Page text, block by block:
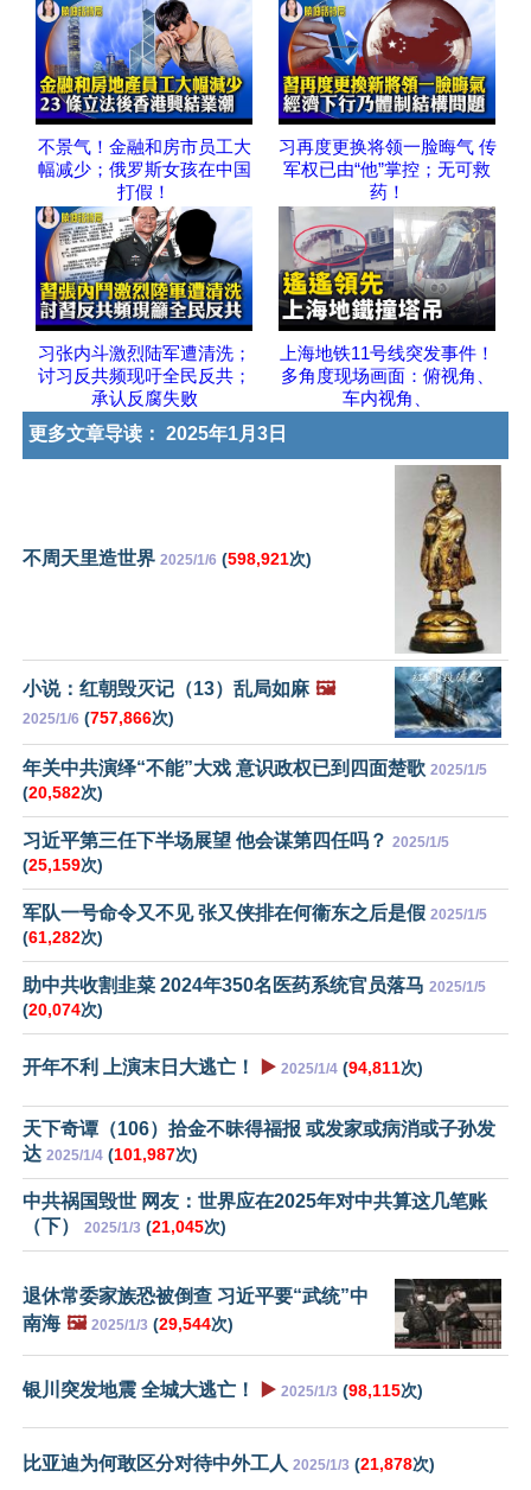
不景气！金融和房市员工大
幅减少；俄罗斯女孩在中国
打假！
习再度更换将领一脸晦气 传
军权已由“他”掌控；无可救
药！
习张内斗激烈陆军遭清洗；
讨习反共频现吁全民反共；
承认反腐失败
上海地铁11号线突发事件！
多角度现场画面：俯视角、
车内视角、
更多文章导读： 2025年1月3日
不周天里造世界 2025/1/6 (598,921次)
小说：红朝毁灭记（13）乱局如麻 🖼️
2025/1/6 (757,866次)
年关中共演绎“不能”大戏 意识政权已到四面楚歌 2025/1/5
(20,582次)
习近平第三任下半场展望 他会谋第四任吗？ 2025/1/5
(25,159次)
军队一号命令又不见 张又侠排在何衞东之后是假 2025/1/5
(61,282次)
助中共收割韭菜 2024年350名医药系统官员落马 2025/1/5
(20,074次)
开年不利 上演末日大逃亡！ ▶️ 2025/1/4 (94,811次)
天下奇谭（106）拾金不昧得福报 或发家或病消或子孙发
达 2025/1/4 (101,987次)
中共祸国毁世 网友：世界应在2025年对中共算这几笔账
（下）
2025/1/3 (21,045次)
退休常委家族恐被倒查 习近平要“武统”中
南海 🖼️ 2025/1/3 (29,544次)
银川突发地震 全城大逃亡！ ▶️ 2025/1/3 (98,115次)
比亚迪为何敢区分对待中外工人 2025/1/3 (21,878次)